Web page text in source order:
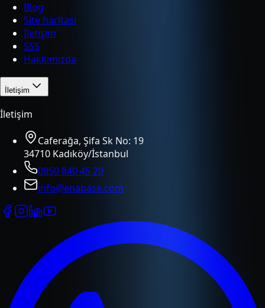
Blog
Site haritası
İletişim
SSS
Hakkımızda
İletişim
İletişim
Caferağa, Şifa Sk No: 19
34710 Kadıköy/İstanbul
0850 840 45 20
info@enabase.com